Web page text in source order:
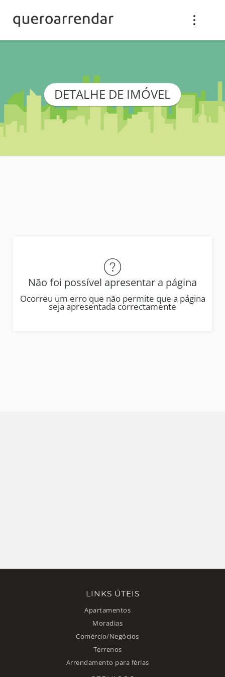
DETALHE DE IMÓVEL
Não foi possível apresentar a página
Ocorreu um erro que não permite que a página
seja apresentada correctamente
LINKS ÚTEIS
Apartamentos
Moradias
Comércio/Negócios
Terrenos
Arrendamento para férias